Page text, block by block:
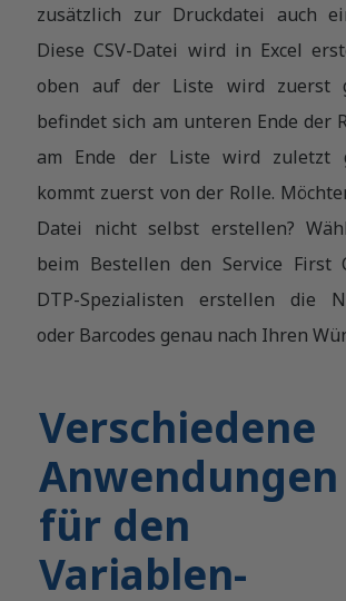
zusätzlich zur Druckdatei auch
Diese CSV-Datei wird in Excel
oben auf der Liste wird zuerst
befindet sich am unteren Ende der
am Ende der Liste wird zuletzt
kommt zuerst von der Rolle.
Datei nicht selbst erstellen?
beim Bestellen den Service First
DTP-Spezialisten erstellen die
oder Barcodes genau nach Ihren
Verschiedene
Anwendungen
für den
Variablen-